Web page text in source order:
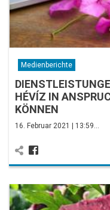
Medienberichte
HÉVÍZ IN
KÖNNEN
16. Februar 2021 | 13:59…